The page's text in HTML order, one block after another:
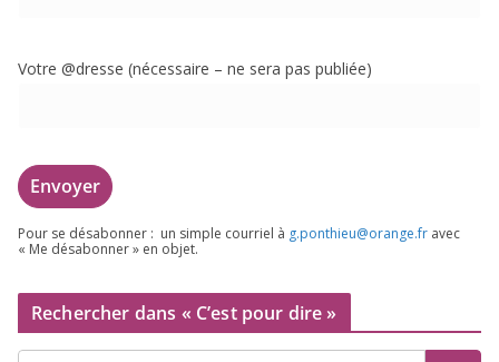
Votre @dresse (néces­saire – ne sera pas publiée)
Pour se désa­bon­ner : un simple cour­riel à g.​ponthieu@​orange.​fr avec
« Me désa­bon­ner » en objet.
Rechercher dans « C’est pour dire »